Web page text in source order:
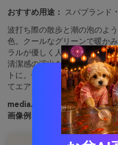
おすすめ用途： スパブランド
波打ち際の散歩と潮の泡のよ
色。クールなグリーンで暖か
ラルが優しく人間味を添えま
清潔感の演出を、コーラルは
トに。使い方アドバイス：十
てエアリーなトーンを生かし
media.ioで生成されたコース
画像例